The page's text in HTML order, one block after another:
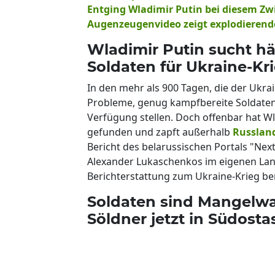
Entging Wladimir Putin bei diesem
Augenzeugenvideo zeigt
Wladimir Putin sucht
Soldaten für Ukraine-
In den mehr als 900 Tagen, die der
Probleme, genug kampfbereite
Verfügung stellen. Doch offenbar hat
gefunden und zapft außerhalb
Bericht des belarussischen Portals
Alexander Lukaschenkos im eigenen
Berichterstattung zum Ukraine-Krieg
Soldaten sind
Söldner jetzt in